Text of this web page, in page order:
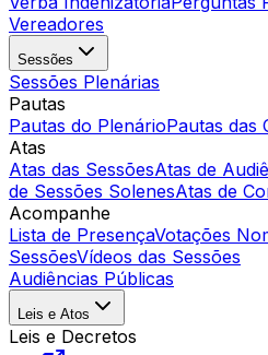
Vereadores
Sessões
Sessões Plenárias
Pautas
Pautas do PlenárioPautas das
Atas
Atas das SessõesAtas de
de Sessões SolenesAtas de
Acompanhe
Lista de PresençaVotações
SessõesVídeos das Sessões
Audiências Públicas
Leis e Atos
Leis e Decretos